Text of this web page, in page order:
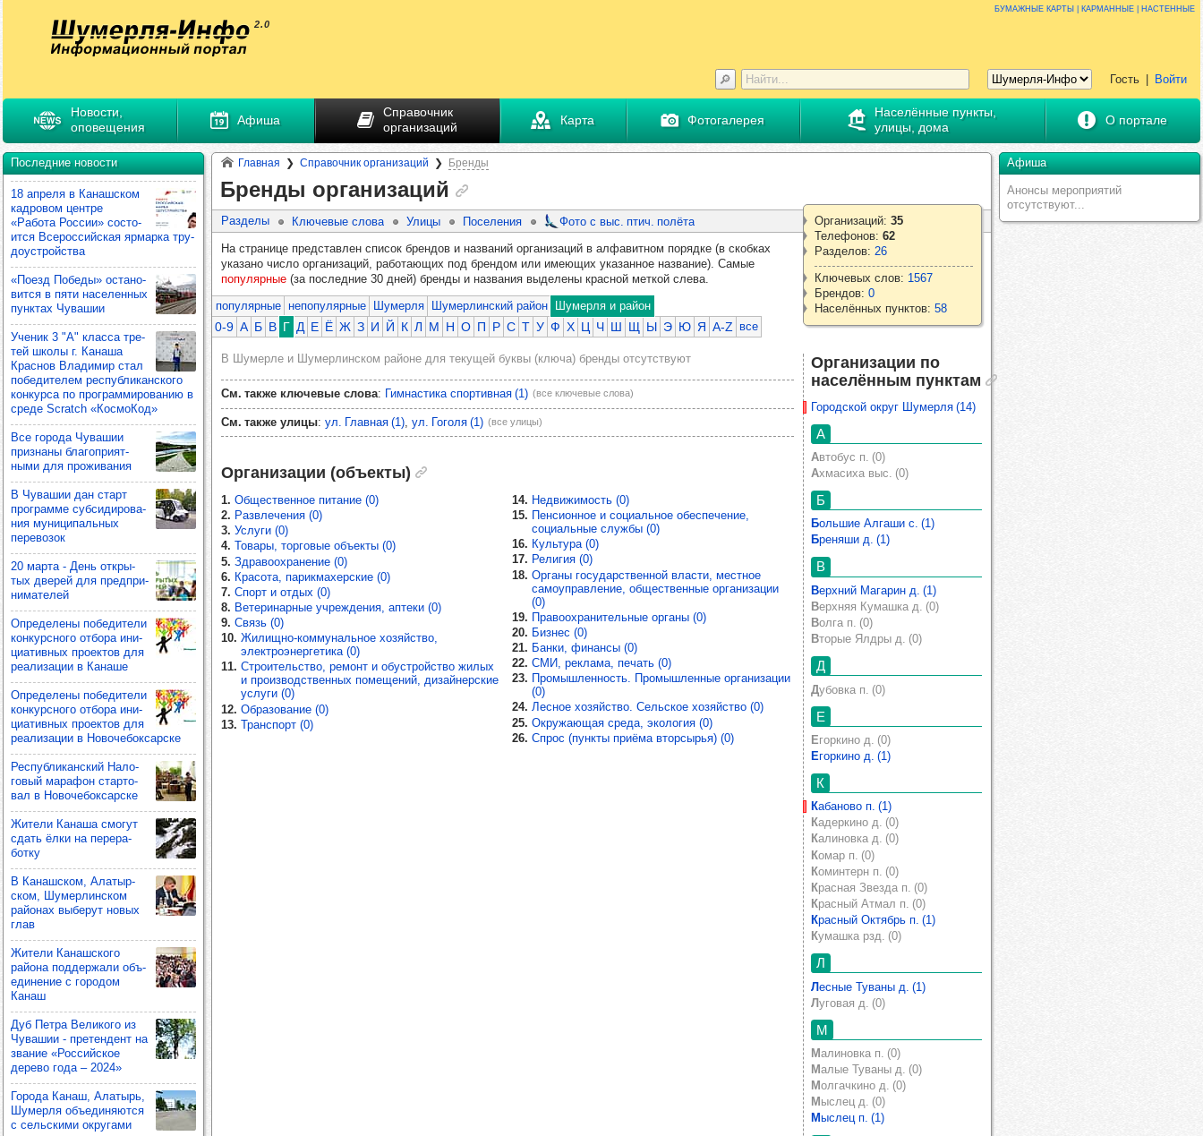
Афиша
Анонсы мероприятий
отсутствуют...
Главная Справочник организаций Бренды
Бренды организаций
Организаций: 35
Телефонов: 62
Разделов: 26
Ключевых слов: 1567
Брендов: 0
Населённых пунктов: 58
Разделы Ключевые слова Улицы Поселения Фото с выс. птич. полёта
Организации по
населённым пунктам
Городской округ Шумерля (14)
А
Автобус п. (0)
Ахмасиха выс. (0)
Б
Большие Алгаши с. (1)
Бреняши д. (1)
В
Верхний Магарин д. (1)
Верхняя Кумашка д. (0)
Волга п. (0)
Вторые Ялдры д. (0)
Д
Дубовка п. (0)
Е
Егоркино д. (0)
Егоркино д. (1)
К
Кабаново п. (1)
Кадеркино д. (0)
Калиновка д. (0)
Комар п. (0)
Коминтерн п. (0)
Красная Звезда п. (0)
Красный Атмал п. (0)
Красный Октябрь п. (1)
Кумашка рзд. (0)
Л
Лесные Туваны д. (1)
Луговая д. (0)
М
Малиновка п. (0)
Малые Туваны д. (0)
Молгачкино д. (0)
Мыслец д. (0)
Мыслец п. (1)
На странице представлен список брендов и названий организаций в алфавитном порядке (в скобках
указано число организаций, работающих под брендом или имеющих указанное название). Самые
популярные (за последние 30 дней) бренды и названия выделены красной меткой слева.
популярные непопулярные Шумерля Шумерлинский район Шумерля и район
0-9 А Б В Г Д Е Ё Ж З И Й К Л М Н О П Р С Т У Ф Х Ц Ч Ш Щ Ы Э Ю Я A-Z все
В Шумерле и Шумерлинском районе для текущей буквы (ключа) бренды отсутствуют
См. также ключевые слова: Гимнастика спортивная (1) (все ключевые слова)
См. также улицы: ул. Главная (1) ул. Гоголя (1) (все улицы)
Организации (объекты)
1. Общественное питание (0)
2. Развлечения (0)
3. Услуги (0)
4. Товары, торговые объекты (0)
5. Здравоохранение (0)
6. Красота, парикмахерские (0)
7. Спорт и отдых (0)
8. Ветеринарные учреждения, аптеки (0)
9. Связь (0)
10. Жилищно-коммунальное хозяйство,
электроэнергетика (0)
11. Строительство, ремонт и обустройство жилых
и производственных помещений, дизайнерские
услуги (0)
12. Образование (0)
13. Транспорт (0)
14. Недвижимость (0)
15. Пенсионное и социальное обеспечение,
социальные службы (0)
16. Культура (0)
17. Религия (0)
18. Органы государственной власти, местное
самоуправление, общественные организации
(0)
19. Правоохранительные органы (0)
20. Бизнес (0)
21. Банки, финансы (0)
22. СМИ, реклама, печать (0)
23. Промышленность. Промышленные организации
(0)
24. Лесное хозяйство. Сельское хозяйство (0)
25. Окружающая среда, экология (0)
26. Спрос (пункты приёма вторсырья) (0)
Последние новости
18 апреля в Канаш­ском
кад­ро­вом цен­тре
«Работа Рос­сии» сос­то­
ится Все­рос­сий­ская ярмарка тру­
до­ус­тройс­тва
«Поезд Победы» оста­но­
вится в пяти насе­лен­ных
пун­ктах Чува­шии
Уче­ник 3 "А" класса тре­
тей школы г. Канаша
Крас­нов Вла­ди­мир стал
побе­ди­те­лем рес­пуб­ли­кан­ского
кон­курса по прог­рам­ми­ро­ва­нию в
среде Scratch «Кос­мо­Код»
Все города Чува­шии
приз­наны бла­гоп­ри­ят­
ными для про­жи­ва­ния
В Чува­шии дан старт
прог­рамме суб­си­ди­ро­ва­
ния муни­ци­паль­ных
пере­во­зок
20 марта - День откры­
тых две­рей для пред­при­
ни­ма­те­лей
Опре­де­лены побе­ди­тели
кон­кур­сного отбора ини­
ци­атив­ных про­ек­тов для
реали­за­ции в Канаше
Опре­де­лены побе­ди­тели
кон­кур­сного отбора ини­
ци­атив­ных про­ек­тов для
реали­за­ции в Ново­че­бок­сар­ске
Рес­пуб­ли­кан­ский Нало­
го­вый мара­фон стар­то­
вал в Ново­че­бок­сар­ске
Жители Канаша смо­гут
сдать ёлки на пере­ра­
ботку
В Канаш­ском, Ала­тыр­
ском, Шумер­лин­ском
райо­нах выбе­рут новых
глав
Жители Канаш­ского
района под­дер­жали объ­
еди­не­ние с горо­дом
Канаш
Дуб Петра Вели­кого из
Чува­шии - пре­тен­дент на
зва­ние «Рос­сий­ское
дерево года – 2024»
Города Канаш, Ала­тырь,
Шумерля объ­еди­ня­ются
с сель­скими окру­гами
Бумажные карты | карманные | настенные
Гость Войти
Новости,
оповещения
Афиша
Справочник
организаций
Карта Фотогалерея
Населённые пункты,
улицы, дома
О портале